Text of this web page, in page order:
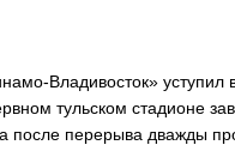
Владивосток» уступил
тульском стадионе
после перерыва дважды